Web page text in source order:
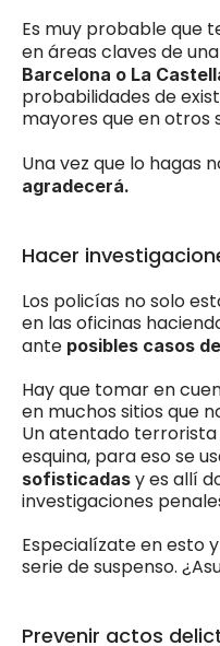
Es muy probable que
en áreas claves de
Barcelona o La
probabilidades de
mayores que en otros
Una vez que lo hagas
agradecerá.
Hacer
Los policías no solo
en las oficinas
ante posibles casos
Hay que tomar en
en muchos sitios que
Un atentado
esquina, para eso se
sofisticadas y es allí
investigaciones
Especialízate en esto
serie de suspenso.
Prevenir actos